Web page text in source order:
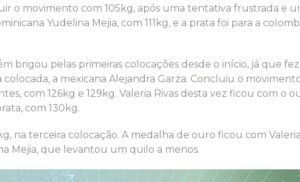
o movimento com 105kg, após uma tentativa frustrada e
Yudelina Mejia, com 111kg, e a prata foi para a
brigou pelas primeiras colocações desde o início, já que
colocada, a mexicana Alejandra Garza. Concluiu o
com 126kg e 129kg. Valeria Rivas desta vez ficou com o
com 130kg.
na terceira colocação. A medalha de ouro ficou com
Mejia, que levantou um quilo a menos.